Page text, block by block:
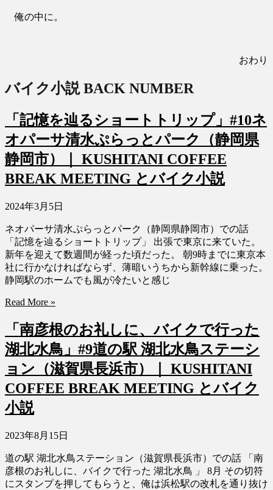
俺の中に。
おわり
バイク小説 BACK NUMBER
「記憶を辿るショートトリップ」#10ネ
オパーサ清水ぷらっとパーク（静岡県
静岡市）｜ KUSHITANI COFFEE
BREAK MEETING とバイク小説
2024年3月5日
ネオパーサ清水ぷらっとパーク（静岡県静岡市）での話
「記憶を辿るショートトリップ」 出張で東京に来ていた。
新年を迎えて数週間が経った頃だった。 朝9時までに東京本
社に行かなければならず、薄暗いうちから新幹線に乗った。
静岡駅のホームでも風が冷たいと感じ
Read More »
「南彦根のお礼しに、バイクで行った
湖北水鳥」#9道の駅 湖北水鳥ステーシ
ョン（滋賀県長浜市）｜ KUSHITANI
COFFEE BREAK MEETING とバイク
小説
2023年8月15日
道の駅 湖北水鳥ステーション（滋賀県長浜市）での話 「南
彦根のお礼しに、バイクで行った 湖北水鳥 」 8月 その切符
にスタンプを押してもらうと、俺は浜松駅の改札を通り抜け